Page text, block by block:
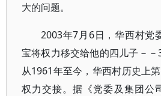
大的问题。
2003年7月6日，华西村党
宝将权力移交给他的四儿子－
从1961年至今，华西村历史上
权力交接。据《党委及集团公